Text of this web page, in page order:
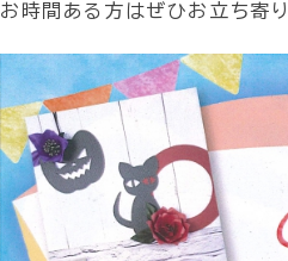
お時間ある方はぜひお立ち寄り